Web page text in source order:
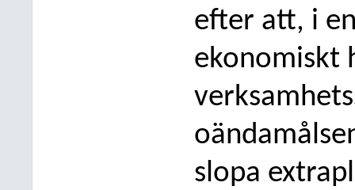
efter att, i
ekonomiskt
slopa